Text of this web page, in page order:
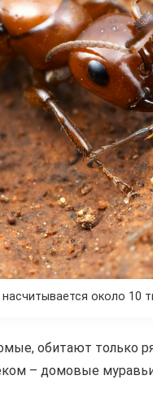
около 10
обитают только
– домовые